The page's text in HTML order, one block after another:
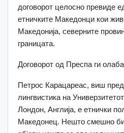
договорот целосно превиде
етничките Македонци кои
Македонија, северните
границата.
Договорот од Преспа ги
Петрос Карацареас, виш
лингвистика на
Лондон, Англија, е етнички
Македонец. Нешто смешно би